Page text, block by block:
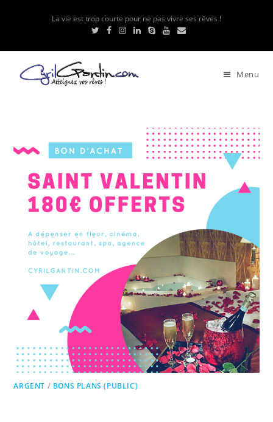
La vie est trop courte pour ne pas vivre ses rêves !
Menu
ARGENT / BONS PLANS (PUBLIC)